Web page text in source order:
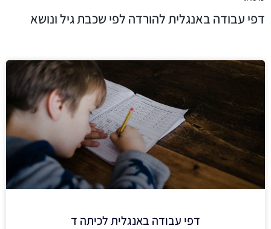
דפי עבודה באנגלית להורדה לפי שכבת גיל ונושא
דפי עבודה באנגלית לכיתה ד